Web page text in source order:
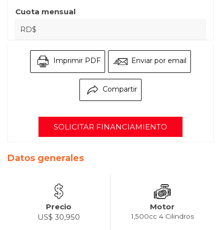
Cuota mensual
RD$
Imprimir PDF Enviar por email
Compartir
SOLICITAR FINANCIAMIENTO
Datos generales
Precio
US$ 30,950
Motor
1,500cc 4 Cilindros